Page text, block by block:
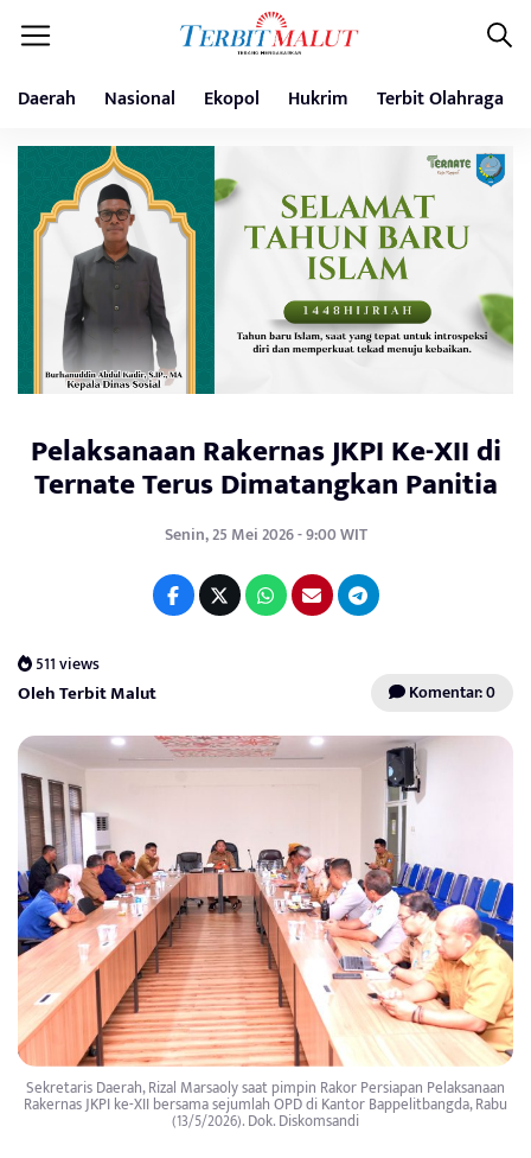
Daerah Nasional Ekopol Hukrim Terbit Olahraga
Pelaksanaan Rakernas JKPI Ke-XII di
Ternate Terus Dimatangkan Panitia
Senin, 25 Mei 2026 - 9:00 WIT
511 views
Oleh Terbit Malut Komentar: 0
Sekretaris Daerah, Rizal Marsaoly saat pimpin Rakor Persiapan Pelaksanaan
Rakernas JKPI ke-XII bersama sejumlah OPD di Kantor Bappelitbangda, Rabu
(13/5/2026). Dok. Diskomsandi